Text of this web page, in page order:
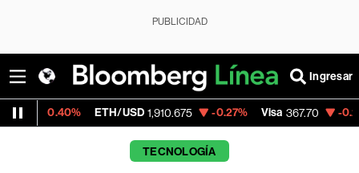
PUBLICIDAD
Ingresar
ETH/USD 1,910.675 -0.27% Visa 367.70 -0.23%
TECNOLOGÍA